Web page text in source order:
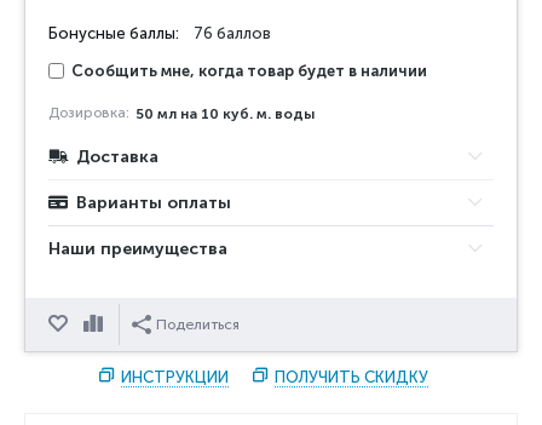
Бонусные баллы: 76 баллов
Сообщить мне, когда товар будет в наличии
Дозировка: 50 мл на 10 куб. м. воды
Доставка
Варианты оплаты
Наши преимущества
ОтложитьСравнитьПоделиться
ИНСТРУКЦИИ ПОЛУЧИТЬ СКИДКУ